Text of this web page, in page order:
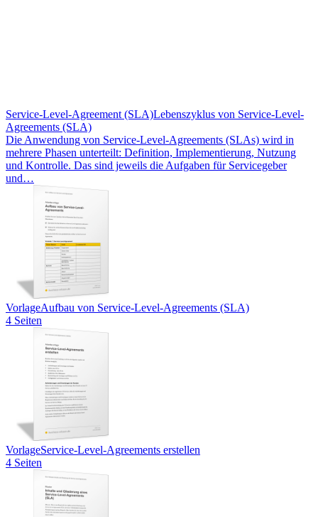
Service-Level-Agreement (SLA)Lebenszyklus von Service-Level-
Agreements (SLA)
Die Anwendung von Service-Level-Agreements (SLAs) wird in
mehrere Phasen unterteilt: Definition, Implementierung, Nutzung
und Kontrolle. Das sind jeweils die Aufgaben für Servicegeber
und…
VorlageAufbau von Service-Level-Agreements (SLA)
4 Seiten
VorlageService-Level-Agreements erstellen
4 Seiten